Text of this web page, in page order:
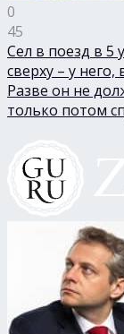
0
45
Сел в поезд в 5
сверху – у
Разве он не
только потом